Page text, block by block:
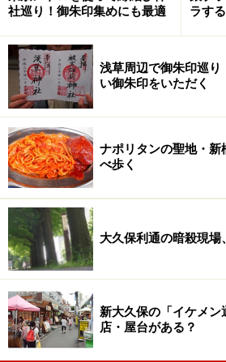
こちらのビルができた昭和42年に
たと説明書きにはあった。社務所
ら御朱印はいただけない。
新宿の百貨店の屋上にはけっこう
屋上には朝日弁財天、高島屋の屋
る。
そちらへも行こうと思ったけれど
いう間に時間が過ぎるね。編集部
新宿の目 壁面に大きな目がある
社巡り！御朱印集めにも最適
ラす
浅草周辺で御朱印巡
い御朱印をいただく
ナポリタンの聖地・
べ歩く
大久保利通の暗殺現場
新大久保の「イケメ
店・屋台がある？